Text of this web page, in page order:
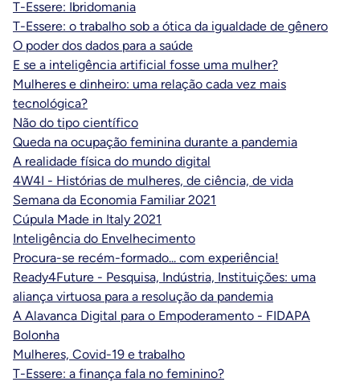
T-Essere: Ibridomania
T-Essere: o trabalho sob a ótica da igualdade de gênero
O poder dos dados para a saúde
E se a inteligência artificial fosse uma mulher?
Mulheres e dinheiro: uma relação cada vez mais
tecnológica?
Não do tipo científico
Queda na ocupação feminina durante a pandemia
A realidade física do mundo digital
4W4I - Histórias de mulheres, de ciência, de vida
Semana da Economia Familiar 2021
Cúpula Made in Italy 2021
Inteligência do Envelhecimento
Procura-se recém-formado... com experiência!
Ready4Future - Pesquisa, Indústria, Instituições: uma
aliança virtuosa para a resolução da pandemia
A Alavanca Digital para o Empoderamento - FIDAPA
Bolonha
Mulheres, Covid-19 e trabalho
T-Essere: a finança fala no feminino?